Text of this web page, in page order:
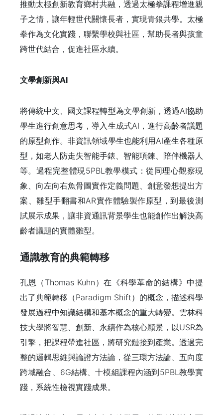
推動太極創新教育鄉村共融，透過太極拳課程增進親
子之情，讓年輕世代關懷長者，實現青銀共學。太極
拳作為文化實踐，聯繫學校與社區，幫助長者與孩童
跨世代結合，促進社區永續。
文學創新與AI
將傳統中文、國文課程轉型為文學創新，透過AI協助
學生進行創意思考，導入生成式AI，進行高齡者議題
的原型創作。非資訊領域學生也能利用AI產生各種原
型，如老人防走失智能手錶、智能項鍊、陪伴機器人
等。過程完整體現5PBL教學模式：從同理心觀察現
象、向左向右魚骨圖實作定義問題、創意發想提出方
案、雛型手翻書和AR實作體驗製作原型，到最後測
試展示成果，讓非資通訊背景學生也能創作出解決高
齡者議題的實體雛型。
通識教育的典範轉移
孔恩（Thomas Kuhn）在《科學革命的結構》中提
出了典範轉移（Paradigm Shift）的概念，描述科學
發展過程中知識結構和基本概念的重大轉變。雲林科
技大學將智慧、創新、永續作為核心願景，以USR為
引擎，把課程帶進社區，將研究鏈接到產業。透過完
整的邏輯思維與論證方法論，從三環方法論、五向度
跨域融合、6G結構、十模組課程內涵到5PBL教學實
踐，系統性檢視實踐成果。